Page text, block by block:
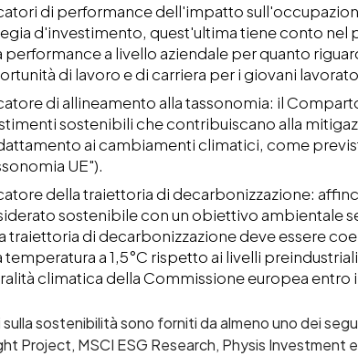
di performance dell'impatto
d'investimento, quest'ultima tiene conto
performance a livello aziendale per quanto
di lavoro e di carriera per i giovani
di allineamento alla tassonomia: il
sostenibili che contribuiscano alla
ai cambiamenti climatici, come
UE").
della traiettoria di decarbonizzazione:
sostenibile con un obiettivo ambientale
traiettoria di decarbonizzazione deve essere
temperatura a 1,5°C rispetto ai livelli
climatica della Commissione europea entro
sulla sostenibilità sono forniti da almeno uno dei
Project, MSCI ESG Research, Physis Investment